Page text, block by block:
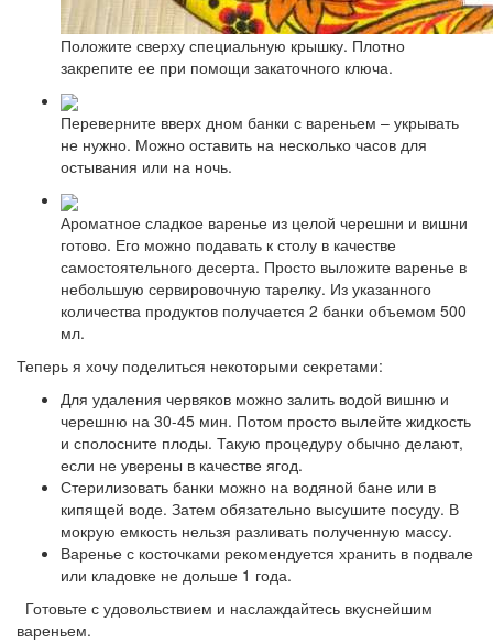
Положите сверху специальную крышку. Плотно
закрепите ее при помощи закаточного ключа.
Переверните вверх дном банки с вареньем – укрывать
не нужно. Можно оставить на несколько часов для
остывания или на ночь.
Ароматное сладкое варенье из целой черешни и вишни
готово. Его можно подавать к столу в качестве
самостоятельного десерта. Просто выложите варенье в
небольшую сервировочную тарелку. Из указанного
количества продуктов получается 2 банки объемом 500
мл.
Теперь я хочу поделиться некоторыми секретами:
Для удаления червяков можно залить водой вишню и
черешню на 30-45 мин. Потом просто вылейте жидкость
и сполосните плоды. Такую процедуру обычно делают,
если не уверены в качестве ягод.
Стерилизовать банки можно на водяной бане или в
кипящей воде. Затем обязательно высушите посуду. В
мокрую емкость нельзя разливать полученную массу.
Варенье с косточками рекомендуется хранить в подвале
или кладовке не дольше 1 года.
Готовьте с удовольствием и наслаждайтесь вкуснейшим
вареньем.